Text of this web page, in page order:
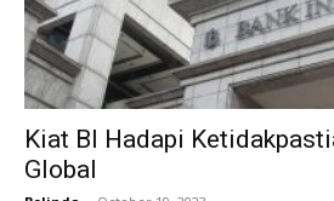
Kiat BI Hadapi
Global